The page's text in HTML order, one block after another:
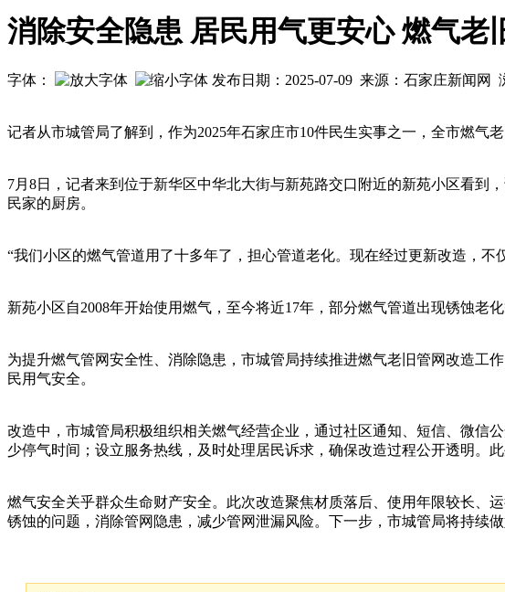
消除安全隐患 居民用气更安心 燃气老
字体： 发布日期：2025-07-09 来源：石家庄新闻网
记者从市城管局了解到，作为2025年石家庄市10件民生实事之一，全市燃气
7月8日，记者来到位于新华区中华北大街与新苑路交口附近的新苑小区看
民家的厨房。
“我们小区的燃气管道用了十多年了，担心管道老化。现在经过更新改造，不
新苑小区自2008年开始使用燃气，至今将近17年，部分燃气管道出现锈蚀老
为提升燃气管网安全性、消除隐患，市城管局持续推进燃气老旧管网改造工
民用气安全。
改造中，市城管局积极组织相关燃气经营企业，通过社区通知、短信、微信
少停气时间；设立服务热线，及时处理居民诉求，确保改造过程公开透明。
燃气安全关乎群众生命财产安全。此次改造聚焦材质落后、使用年限较长、
锈蚀的问题，消除管网隐患，减少管网泄漏风险。下一步，市城管局将持续